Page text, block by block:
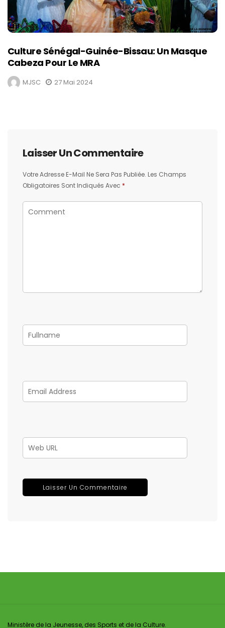
Culture Sénégal-Guinée-Bissau: Un Masque
Cabeza Pour Le MRA
MJSC 27 Mai 2024
Laisser Un Commentaire
Votre Adresse E-Mail Ne Sera Pas Publiée. Les Champs
Obligatoires Sont Indiqués Avec *
Ministère de la Jeunesse, des Sports et de la Culture.